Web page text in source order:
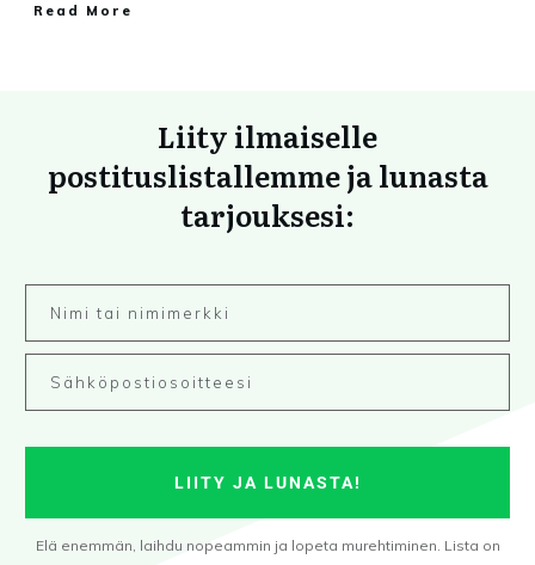
Read More
Liity ilmaiselle
postituslistallemme ja lunasta
tarjouksesi:
LIITY JA LUNASTA!
Elä enemmän, laihdu nopeammin ja lopeta murehtiminen. Lista on